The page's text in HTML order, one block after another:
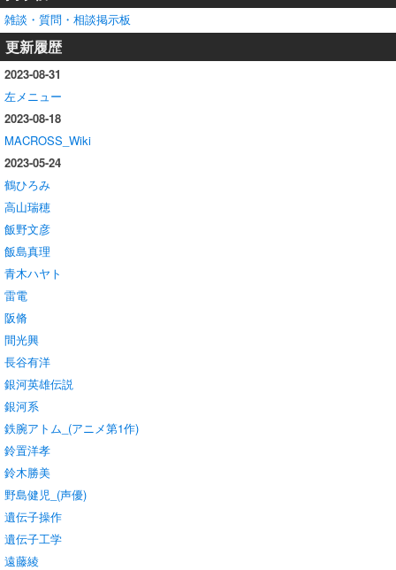
雑談・質問・相談掲示板
更新履歴
2023-08-31
左メニュー
2023-08-18
MACROSS_Wiki
2023-05-24
鶴ひろみ
高山瑞穂
飯野文彦
飯島真理
青木ハヤト
雷電
阪脩
間光興
長谷有洋
銀河英雄伝説
銀河系
鉄腕アトム_(アニメ第1作)
鈴置洋孝
鈴木勝美
野島健児_(声優)
遺伝子操作
遺伝子工学
遠藤綾